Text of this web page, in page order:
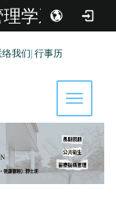
学系
络我们 行事历
Toggle